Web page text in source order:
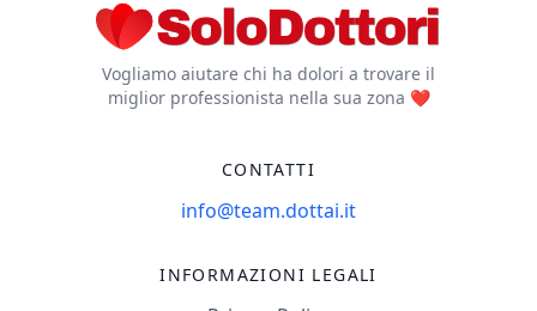
qualificata, a
domicilio o in sede,
✨ consulenze
specialistiche in
con lo stesso
Vogliamo aiutare chi ha dolori a trovare il
miglior professionista nella sua zona ❤️
CONTATTI
info@team.dottai.it
INFORMAZIONI LEGALI